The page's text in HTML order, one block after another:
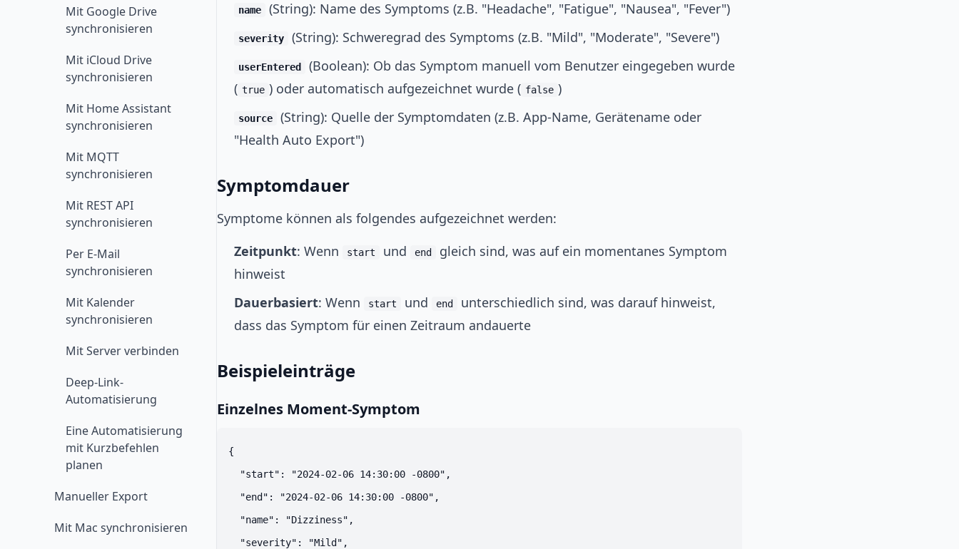
Mit Google Drive
synchronisieren
Mit iCloud Drive
synchronisieren
Mit Home Assistant
synchronisieren
Mit MQTT
synchronisieren
Mit REST API
synchronisieren
Per E-Mail
synchronisieren
Mit Kalender
synchronisieren
Mit Server verbinden
Deep-Link-
Automatisierung
Eine Automatisierung
mit Kurzbefehlen
planen
Manueller Export
Mit Mac synchronisieren
name (String): Name des Symptoms (z.B. "Headache", "Fatigue", "Nausea", "Fever")
severity (String): Schweregrad des Symptoms (z.B. "Mild", "Moderate", "Severe")
userEntered
(Boolean): Ob das Symptom manuell vom Benutzer eingegeben wurde
( true ) oder automatisch aufgezeichnet wurde ( false )
source
(String): Quelle der Symptomdaten (z.B. App-Name, Gerätename oder
"Health Auto Export")
Symptomdauer
Symptome können als folgendes aufgezeichnet werden:
Zeitpunkt: Wenn start und end
gleich sind, was auf ein momentanes Symptom
hinweist
Dauerbasiert: Wenn start und end
unterschiedlich sind, was darauf hinweist,
dass das Symptom für einen Zeitraum andauerte
Beispieleinträge
Einzelnes Moment-Symptom
{
  "start": "2024-02-06 14:30:00 -0800",
  "end": "2024-02-06 14:30:00 -0800",
  "name": "Dizziness",
  "severity": "Mild",